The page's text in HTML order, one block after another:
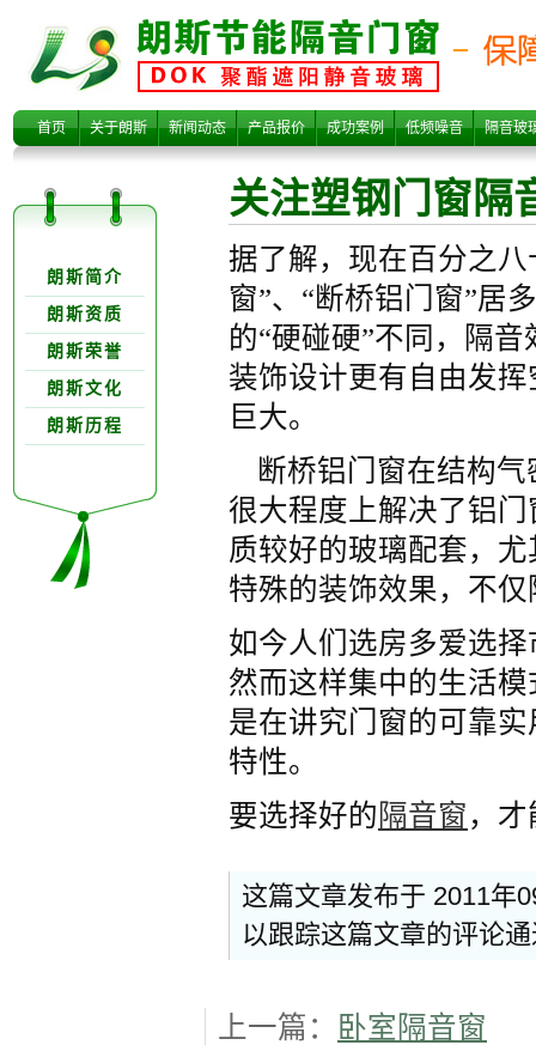
关注塑钢门窗隔
音性 避免噪音
首页 关于朗斯 新闻动态 产品报价 成功案例 低频噪音 隔音玻
关注塑钢门窗隔
据了解，现在百分之
窗”、“断桥铝门窗”居
的“硬碰硬”不同，隔
装饰设计更有自由发
巨大。
断桥铝门窗在结构气
很大程度上解决了铝
质较好的玻璃配套，
特殊的装饰效果，不
如今人们选房多爱选
然而这样集中的生活
是在讲究门窗的可靠
特性。
要选择好的 隔音窗 ，
这篇文章发布于 2011年
以跟踪这篇文章的评论
上一篇：
卧室隔音窗
朗斯简介
朗斯资质
朗斯荣誉
朗斯文化
朗斯历程